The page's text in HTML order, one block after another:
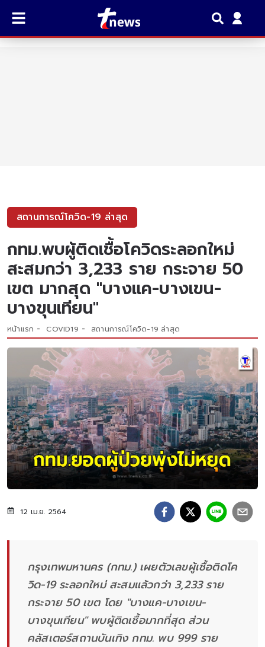
สถานการณ์โควิด-19 ล่าสุด
กทม.พบผู้ติดเชื้อโควิดระลอกใหม่
สะสมกว่า 3,233 ราย กระจาย 50
เขต มากสุด "บางแค-บางเขน-
บางขุนเทียน"
หน้าแรก COVID19 สถานการณ์โควิด-19 ล่าสุด
12 เม.ย. 2564
กรุงเทพมหานคร (กทม.) เผยตัวเลขผู้เชื้อติดโค
วิด-19 ระลอกใหม่ สะสมแล้วกว่า 3,233 ราย
กระจาย 50 เขต โดย "บางแค-บางเขน-
บางขุนเทียน" พบผู้ติดเชื้อมากที่สุด ส่วน
คลัสเตอร์สถานบันเทิง กทม. พบ 999 ราย